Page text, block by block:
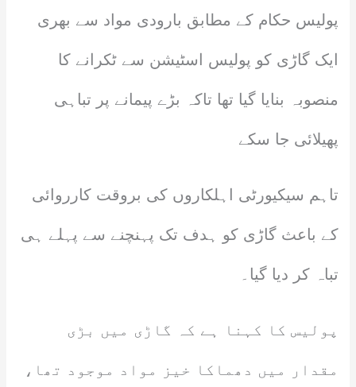
پولیس حکام کے مطابق بارودی مواد سے بھری
ایک گاڑی کو پولیس اسٹیشن سے ٹکرانے کا
منصوبہ بنایا گیا تھا تاکہ بڑے پیمانے پر تباہی
پھیلائی جا سکے
تاہم سیکیورٹی اہلکاروں کی بروقت کارروائی
کے باعث گاڑی کو ہدف تک پہنچنے سے پہلے ہی
تباہ کر دیا گیا۔
پولیس کا کہنا ہے کہ گاڑی میں بڑی
مقدار میں دھماکا خیز مواد موجود تھا،